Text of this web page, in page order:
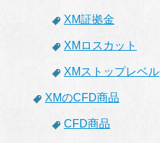
XM証拠金
XMロスカット
XMストップレベル
XMのCFD商品
CFD商品